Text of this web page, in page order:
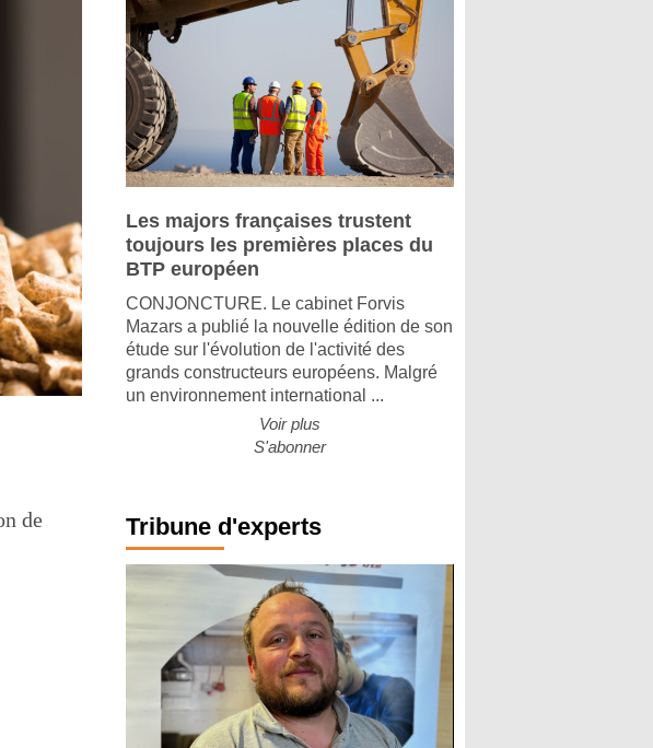
de
Les majors françaises trustent
toujours les premières places du
BTP européen
CONJONCTURE. Le cabinet Forvis
Mazars a publié la nouvelle édition de son
étude sur l'évolution de l'activité des
grands constructeurs européens. Malgré
un environnement international ...
Voir plus
S'abonner
Tribune d'experts